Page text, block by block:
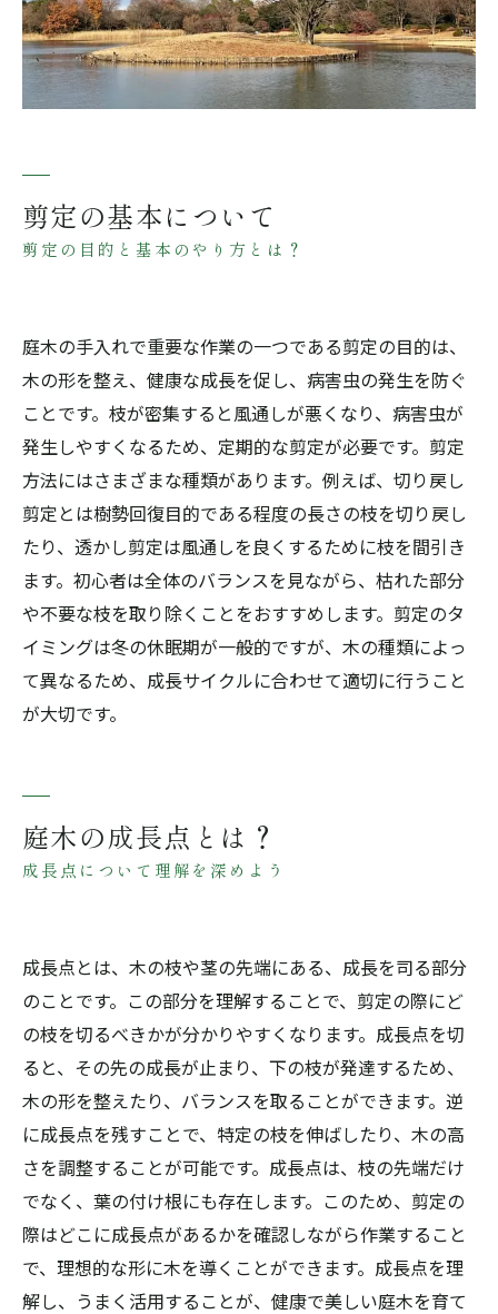
剪定の基本について
剪定の目的と基本のやり方とは？
庭木の手入れで重要な作業の一つである剪定の目的は、
木の形を整え、健康な成長を促し、病害虫の発生を防ぐ
ことです。枝が密集すると風通しが悪くなり、病害虫が
発生しやすくなるため、定期的な剪定が必要です。剪定
方法にはさまざまな種類があります。例えば、切り戻し
剪定とは樹勢回復目的である程度の長さの枝を切り戻し
たり、透かし剪定は風通しを良くするために枝を間引き
ます。初心者は全体のバランスを見ながら、枯れた部分
や不要な枝を取り除くことをおすすめします。剪定のタ
イミングは冬の休眠期が一般的ですが、木の種類によっ
て異なるため、成長サイクルに合わせて適切に行うこと
が大切です。
庭木の成長点とは？
成長点について理解を深めよう
成長点とは、木の枝や茎の先端にある、成長を司る部分
のことです。この部分を理解することで、剪定の際にど
の枝を切るべきかが分かりやすくなります。成長点を切
ると、その先の成長が止まり、下の枝が発達するため、
木の形を整えたり、バランスを取ることができます。逆
に成長点を残すことで、特定の枝を伸ばしたり、木の高
さを調整することが可能です。成長点は、枝の先端だけ
でなく、葉の付け根にも存在します。このため、剪定の
際はどこに成長点があるかを確認しながら作業すること
で、理想的な形に木を導くことができます。成長点を理
解し、うまく活用することが、健康で美しい庭木を育て